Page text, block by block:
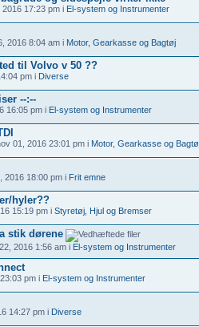
17:23 pm i El-system og Instrumenter
2016 8:04 am i Motor, Gearkasse og Bagtøj
til Volvo v 50 ??
pm i Diverse
--:--
16:05 pm i El-system og Instrumenter
01, 2016 23:01 pm i Motor, Gearkasse og
2016 18:00 pm i Frit emne
hyler??
15:19 pm i Styretøj, Hjul og Bremser
stik dørene
2016 1:56 am i El-system og Instrumenter
pm i El-system og Instrumenter
14:27 pm i Diverse